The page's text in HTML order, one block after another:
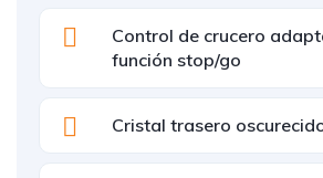
Control de crucero
función stop/go
Cristal trasero